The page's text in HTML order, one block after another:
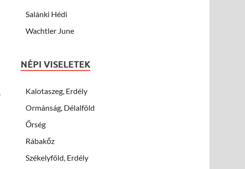
Salánki Hédi
Wachtler June
NÉPI VISELETEK
Kalotaszeg, Erdély
Ormánság, Délalföld
Őrség
Rábakőz
Székelyföld, Erdély